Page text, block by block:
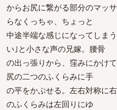
からお尻に繋がる部分のマッ
らなくっちゃ、ちょっと
中途半端な感じになってしま
い｣と小さな声の兄嫁。腰骨
の出っ張りから、窪みにかけ
尻の二つのふくらみに手
の平をかぶせる。左右対称に
のふくらみは左回りにゆ